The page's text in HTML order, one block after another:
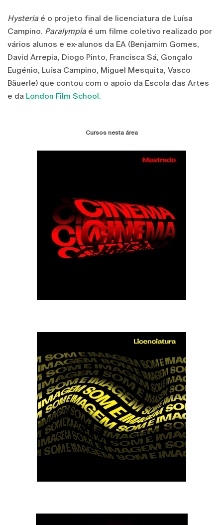
Hysteria é o projeto final de licenciatura de Luísa
Campino. Paralympia é um filme coletivo realizado por
vários alunos e ex-alunos da EA (Benjamim Gomes,
David Arrepia, Diogo Pinto, Francisca Sá, Gonçalo
Eugénio, Luísa Campino, Miguel Mesquita, Vasco
Bäuerle) que contou com o apoio da Escola das Artes
e da London Film School.
Cursos nesta área